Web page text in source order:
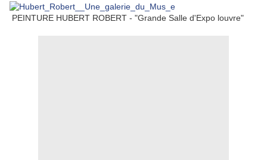
PEINTURE HUBERT ROBERT - "Grande Salle d'Expo louvre"